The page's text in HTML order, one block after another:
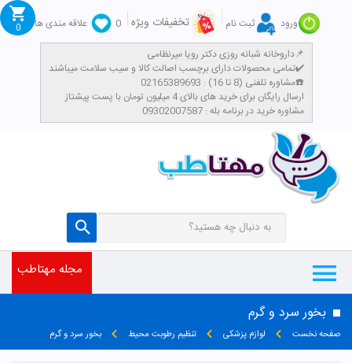
ورود ثبت نام تخفیفات ویژه 0
علاقه مندی ها
داروخانه شبانه روزی دکتر رویا میرنظامی📌
تمامی محصولات دارای برچسب اصالت کالا و سیب سلامت میباشند✔️
مشاوره تلفنی (8 تا 16) : 02165389693☎️
​ارسال رایگان برای خرید های بالای 4 میلیون تومان با پست پیشتاز
مشاوره خرید در برنامه بله : 09302007587
0
مجله مهتاطب
بخور سرد و گرم
صفحه نخست لوازم پزشکی تنظیم رطوبت محیط بخور سرد و گرم